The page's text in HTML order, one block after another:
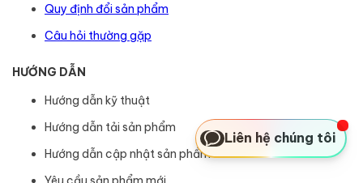
Quy định đổi sản phẩm
Câu hỏi thường gặp
HƯỚNG DẪN
Hướng dẫn kỹ thuật
Hướng dẫn tải sản phẩm
Hướng dẫn cập nhật sản phẩm
Liên hệ chúng tôi